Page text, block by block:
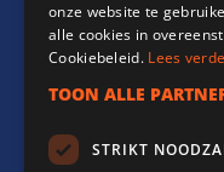
onze website te
alle cookies in
Cookiebeleid. Lees
TOON ALLE
STRIKT